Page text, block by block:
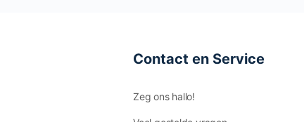
Contact en Service
Zeg ons hallo!